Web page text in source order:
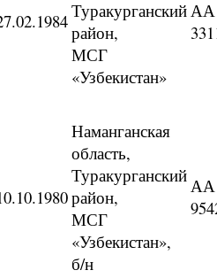
Туракурганский
район,
МСГ
«Узбекистан»
АА
Наманганская
область,
Туракурганский
район,
МСГ
«Узбекистан»,
б/н
АА